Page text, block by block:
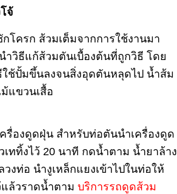
จ้
ครก ส้วมเต็มจากการใช้งานมา
ำวิธีแก้ส้วมตันเบื้องต้นที่ถูกวิธี โด
ช้ปั้มขึ้นลงจนสิ่งอุดตันหลุดไป น้ำส้ม
แขวนเสื้อ
รื่องดูดฝุ่น สำหรับท่อตันนำเครื่องดูด
ททิ้งไว้ 20 นาที กดน้ำตาม น้ำยาล้าง
งท่อ นำงูเหล็กแยงเข้าไปในท่อให้
ล้วราดน้ำตาม บริการรถดูดส้วม